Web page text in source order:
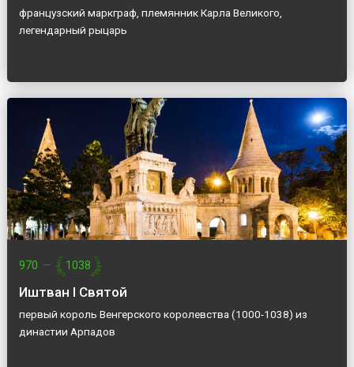
французский маркграф, племянник Карла Великого,
легендарный рыцарь
970 — 1038
Иштван I Святой
первый король Венгерского королевства (1000-1038) из
династии Арпадов